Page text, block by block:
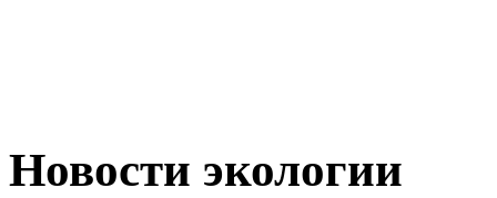
Новости экологии